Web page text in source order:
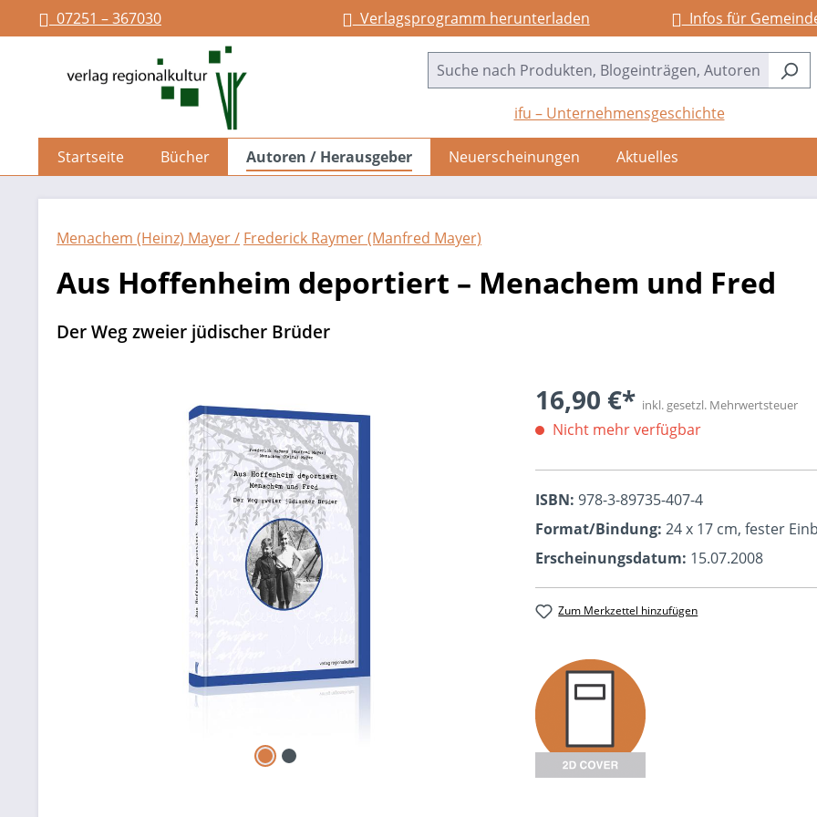
Zur Hauptnavigation springen
07251 – 367030 Verlagsprogramm herunterladen Infos für
ifu – Unternehmensgeschichte
Startseite Bücher Autoren / Herausgeber Neuerscheinungen Aktuelles
Menachem (Heinz) Mayer / Frederick Raymer (Manfred Mayer)
Aus Hoffenheim deportiert – Menachem und Fred
Der Weg zweier jüdischer Brüder
16,90 €* inkl. gesetzl. Mehrwertsteuer
Nicht mehr verfügbar
ISBN: 978-3-89735-407-4
Format/Bindung: 24 x 17 cm, fester
Erscheinungsdatum: 15.07.2008
Zum Merkzettel hinzufügen